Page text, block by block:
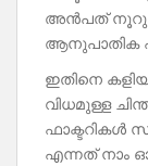
അൻപത് നൂറു
ആനുപാതിക
ഇതിനെ
വിധമുള്ള
ഫാക്ടറികൾ
എന്നത് നാം